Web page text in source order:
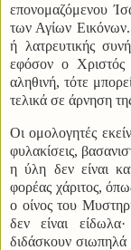
επονομαζόμενου
των Αγίων Εικόνων.
ή λατρευτικής
εφόσον ο Χριστός
αληθινή, τότε
τελικά σε άρνηση
Οι ομολογητές
φυλακίσεις,
η ύλη δεν είναι
φορέας χάριτος,
ο οίνος του
δεν είναι
διδάσκουν σιωπηλά